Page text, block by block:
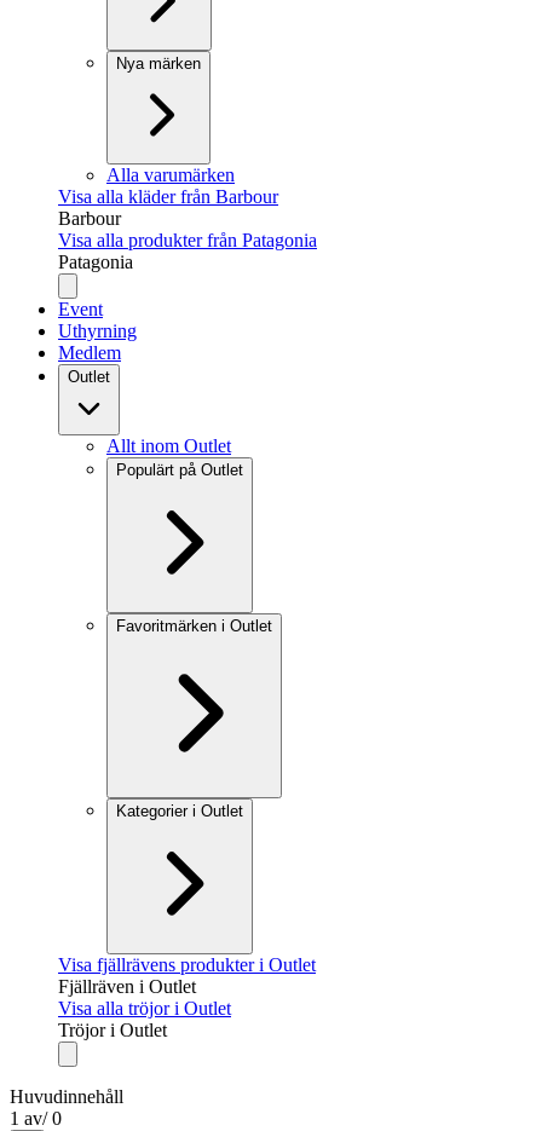
Nya märken
Alla varumärken
Visa alla kläder från Barbour
Barbour
Visa alla produkter från Patagonia
Patagonia
Event
Uthyrning
Medlem
Outlet
Allt inom Outlet
Populärt på Outlet
Favoritmärken i Outlet
Kategorier i Outlet
Visa fjällrävens produkter i Outlet
Fjällräven i Outlet
Visa alla tröjor i Outlet
Tröjor i Outlet
Huvudinnehåll
1 av/ 0